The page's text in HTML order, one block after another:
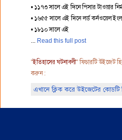
• ১১৭৩ সালে এই দিনে পিসার টাওয়ার
• ১৬৫৫ সালে এই দিনে লর্ড কর্নওয়েল
• ১৮১০ সালে এই
Read this full post
"ইতিহাসের ঘটনাবলী" ফিচারটি উইজেট
করুন :
এখানে ক্লিক করে উইজেটের কোডটি